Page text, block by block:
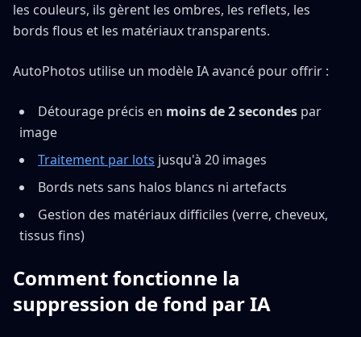
les couleurs, ils gèrent les ombres, les reflets, les
bords flous et les matériaux transparents.
AutoPhotos utilise un modèle IA avancé pour offrir :
Détourage précis en moins de 2 secondes par
image
Traitement par lots jusqu'à 20 images
Bords nets sans halos blancs ni artefacts
Gestion des matériaux difficiles (verre, cheveux,
tissus fins)
Comment fonctionne la
suppression de fond par IA